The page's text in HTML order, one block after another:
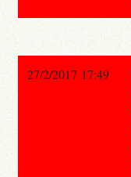
27/2/2017 17:49